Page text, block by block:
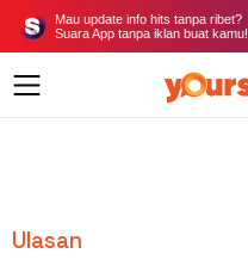
Mau update info hits tanpa ribet?
Suara App tanpa iklan buat kamu!
Ulasan